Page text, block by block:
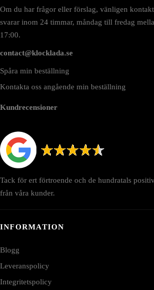
Om du har frågor eller förslag, vänligen
svarar inom 24 timmar, måndag till fredag
17:00.
contact@klocklada.se
Spåra min beställning
Kontakta oss angående min beställning
Kundrecensioner
Tack för ert förtroende och de hundratals
från våra kunder.
INFORMATION
Blogg
Leveranspolicy
Integritetspolicy